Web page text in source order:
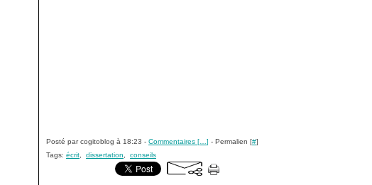
Posté par cogitoblog à 18:23 - Commentaires […] - Permalien [#]
Tags: écrit, dissertation, conseils